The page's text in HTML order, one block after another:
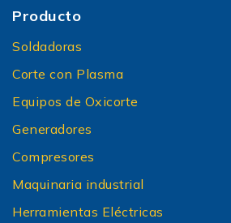
Producto
Soldadoras
Corte con Plasma
Equipos de Oxicorte
Generadores
Compresores
Maquinaria industrial
Herramientas Eléctricas